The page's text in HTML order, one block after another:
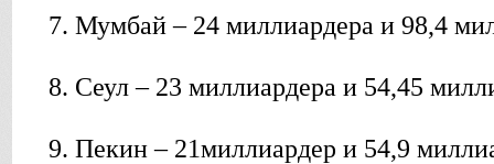
7. Мумбай – 24 миллиардера и 98,4
8. Сеул – 23 миллиардера и 54,45
9. Пекин – 21миллиардер и 54,9